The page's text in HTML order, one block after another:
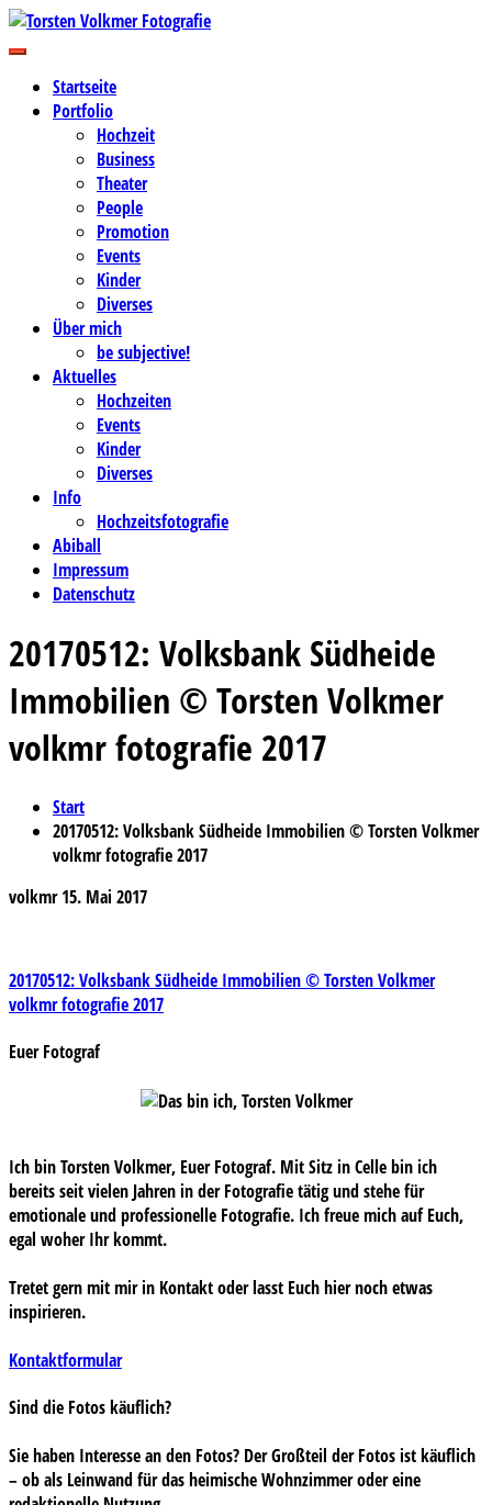
Zum
Inhalt
Torsten Volkmer Fotografie
Business-, Portrait- und Hochzeitsfotografie
Startseite
Portfolio
Hochzeit
Business
Theater
People
Promotion
Events
Kinder
Diverses
Über mich
be subjective!
Aktuelles
Hochzeiten
Events
Kinder
Diverses
Info
Hochzeitsfotografie
Abiball
Impressum
Datenschutz
20170512: Volksbank Südheide
Immobilien © Torsten Volkmer
volkmr fotografie 2017
Start
20170512: Volksbank Südheide Immobilien © Torsten Volkmer
volkmr fotografie 2017
volkmr 15. Mai 2017
Beitragsnavigation
20170512: Volksbank Südheide Immobilien © Torsten Volkmer
volkmr fotografie 2017
Euer Fotograf
Ich bin Torsten Volkmer, Euer Fotograf. Mit Sitz in Celle bin ich
bereits seit vielen Jahren in der Fotografie tätig und stehe für
emotionale und professionelle Fotografie. Ich freue mich auf Euch,
egal woher Ihr kommt.
Tretet gern mit mir in Kontakt oder lasst Euch hier noch etwas
inspirieren.
Kontaktformular
Sind die Fotos käuflich?
Sie haben Interesse an den Fotos? Der Großteil der Fotos ist käuflich
– ob als Leinwand für das heimische Wohnzimmer oder eine